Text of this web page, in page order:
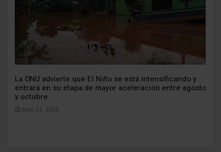
La ONU advierte que El Niño se está intensificando y
entrará en su etapa de mayor aceleración entre agosto
y octubre
Julio 31, 2026